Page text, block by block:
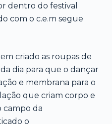
dentro do festival
com o c.e.m segue
criado as roupas de
dia para que o dançar
e membrana para o
que criam corpo e
campo da
o